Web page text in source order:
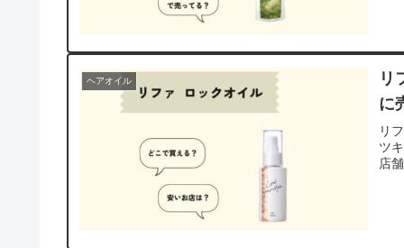
ヘアオイル
リ
に
リ
ツ
店